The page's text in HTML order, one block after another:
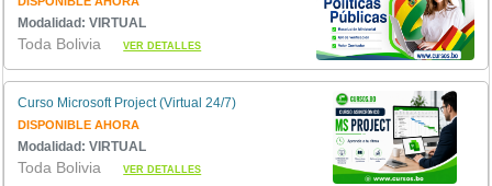
Modalidad: VIRTUAL
Toda BoliviaVER DETALLES
Curso Microsoft Project (Virtual 24/7)
DISPONIBLE AHORA
Modalidad: VIRTUAL
Toda BoliviaVER DETALLES